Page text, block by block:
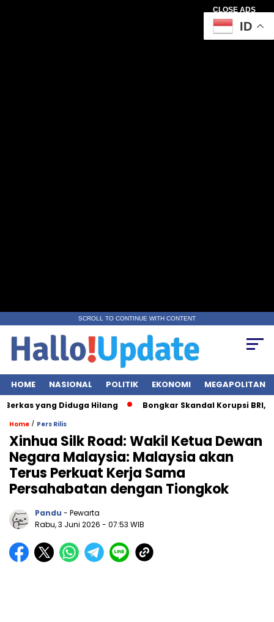
CLOSE ADS
SCROLL TO CONTINUE WITH CONTENT
HOME NASIONAL POLITIK EKONOMI MEGAPOLITAN
yang Diduga Hilang Bongkar Skandal Korupsi BRI, KPK
Home / Pers Rilis
Xinhua Silk Road: Wakil Ketua Dewan
Negara Malaysia: Malaysia akan
Terus Perkuat Kerja Sama
Persahabatan dengan Tiongkok
Pandu - Pewarta
Rabu, 3 Juni 2026 - 07:53 WIB
ID